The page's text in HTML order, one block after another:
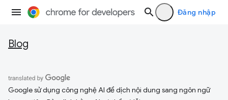
Đăng nhập
Blog
Google sử dụng công nghệ AI để dịch nội dung sang ngôn ngữ